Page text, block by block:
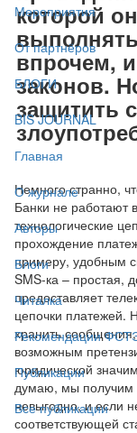
Мероприятия
От партнёров
БЛОГИ
BIS JOURNAL
Главная
О журнале
Авторы
Блоги
Читалка
Рекомендации
Публикации
Все публикации
которой
впрочем,
законов.
защитить
Немного странно,
Банки не работают
технологические
прохождение
примеру, удобным
SMS-ка – простая,
предоставляет
цепочки платежей.
хранить сообщения,
возможным
юридической
думаю, мы получим
невыгодно, и если
соответствующей